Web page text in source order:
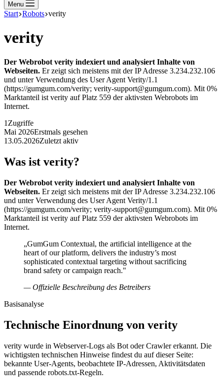
Menu
Start Robots verity
verity
Der Webrobot verity indexiert und analysiert Inhalte von
Webseiten. Er zeigt sich meistens mit der IP Adresse 3.234.232.106
und unter Verwendung des User Agent Verity/1.1
(https://gumgum.com/verity; verity-support@gumgum.com). Mit 0%
Marktanteil ist verity auf Platz 559 der aktivsten Webrobots im
Internet.
1 Zugriffe
Mai 2026Erstmals gesehen
13.05.2026Zuletzt aktiv
Was ist verity?
Der Webrobot verity indexiert und analysiert Inhalte von
Webseiten. Er zeigt sich meistens mit der IP Adresse 3.234.232.106
und unter Verwendung des User Agent Verity/1.1
(https://gumgum.com/verity; verity-support@gumgum.com). Mit 0%
Marktanteil ist verity auf Platz 559 der aktivsten Webrobots im
Internet.
„GumGum Contextual, the artificial intelligence at the
heart of our platform, delivers the industry’s most
sophisticated contextual targeting without sacrificing
brand safety or campaign reach."
— Offizielle Beschreibung des Betreibers
Basisanalyse
Technische Einordnung von verity
verity wurde in Webserver-Logs als Bot oder Crawler erkannt. Die
wichtigsten technischen Hinweise findest du auf dieser Seite:
bekannte User-Agents, beobachtete IP-Adressen, Aktivitätsdaten
und passende robots.txt-Regeln.